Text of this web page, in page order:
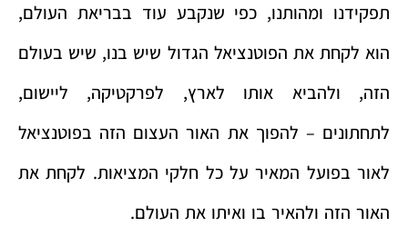
תפקידנו ומהותנו, כפי שנקבע עוד בבריאת העולם,
הוא לקחת את הפוטנציאל הגדול שיש בנו, שיש בעולם
הזה, ולהביא אותו לארץ, לפרקטיקה, ליישום,
לתחתונים – להפוך את האור העצום הזה בפוטנציאל
לאור בפועל המאיר על כל חלקי המציאות. לקחת את
האור הזה ולהאיר בו ואיתו את העולם.